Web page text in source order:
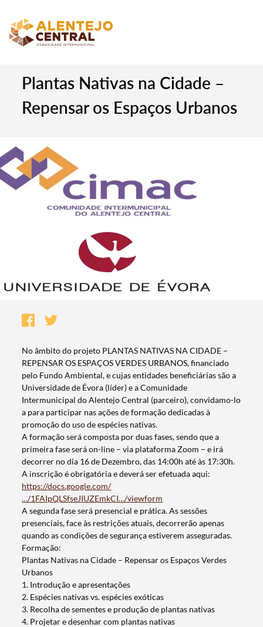
Plantas Nativas na Cidade –
Repensar os Espaços Urbanos
No âmbito do projeto PLANTAS NATIVAS NA CIDADE –
REPENSAR OS ESPAÇOS VERDES URBANOS, financiado
pelo Fundo Ambiental, e cujas entidades beneficiárias são a
Universidade de Évora (líder) e a Comunidade
Intermunicipal do Alentejo Central (parceiro), convidamo-lo
a para participar nas ações de formação dedicadas à
promoção do uso de espécies nativas.
A formação será composta por duas fases, sendo que a
primeira fase será on-line – via plataforma Zoom – e irá
decorrer no dia 16 de Dezembro, das 14:00h até às 17:30h.
A inscrição é obrigatória e deverá ser efetuada aqui:
https://docs.google.com/
…/1FAIpQLSfseJIUZEmkCI…/viewform
A segunda fase será presencial e prática. As sessões
presenciais, face às restrições atuais, decorrerão apenas
quando as condições de segurança estiverem asseguradas.
Formação:
Plantas Nativas na Cidade – Repensar os Espaços Verdes
Urbanos
1. Introdução e apresentações
2. Espécies nativas vs. espécies exóticas
3. Recolha de sementes e produção de plantas nativas
4. Projetar e desenhar com plantas nativas